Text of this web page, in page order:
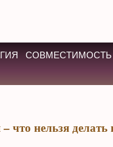
СОВМЕСТИМОСТЬ
что нельзя